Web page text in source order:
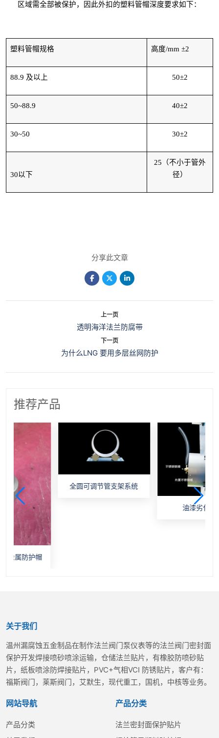
区域需全部被保护，因此外扣的塑料管帽深度要求如下：
塑料管帽规格 高度/mm ±2
88.9 及以上 50±2
50~88.9 40±2
30~50 30±2
30以下
25 （不小于管外
径）
分享此文章
上一页
透明海洋法兰防腐带
下一页
为什么LNG 要用多层丝网防护
推荐产品
护帽
全圆可调节管支架系统
油漆劣化监测
关于我们
温州漏腐蚀五金制品在制作法兰阀门泵仪表等的法兰阀门密封面
保护开发焊接喷砂喷涂运输，仓储法兰贴片，有橡胶防喷砂贴
片，纸板喷涂防焊接贴片，PVC+气相VCI 防锈贴片，客户有：
福斯阀门，莱斯阀门，艾默生，现代重工，国机，中核等业务。
网站导航
产品分类
产品分类
法兰密封面保护贴片